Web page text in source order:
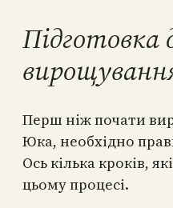
Підготовка
Перш ніж почати
Юка, необхідно
Ось кілька кроків,
цьому процесі.